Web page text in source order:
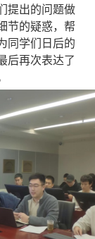
提出的问题做
节的疑惑，帮
同学们
日后的
后再次表达了